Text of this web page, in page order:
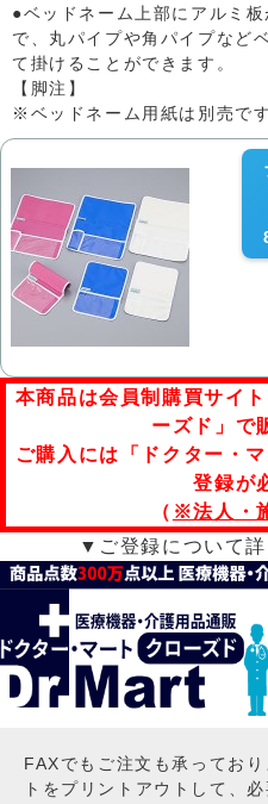
●ベッドネーム上部にアルミ
で、丸パイプや角パイプなど
て掛けることができます。
【脚注】
※ベッドネーム用紙は別売で
本商品は会員制購買サイ
ーズド」で
ご購入には「ドクター・
登録が
（ ※法人・
▼ご登録について
FAXでもご注文も承ってお
トをプリントアウトして、